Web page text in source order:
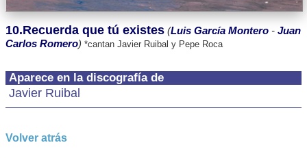
Aparece en la discografía de
Javier Ruibal
10.Recuerda que tú existes (Luis García Montero - Juan
Carlos Romero) *cantan Javier Ruibal y Pepe Roca
Volver atrás